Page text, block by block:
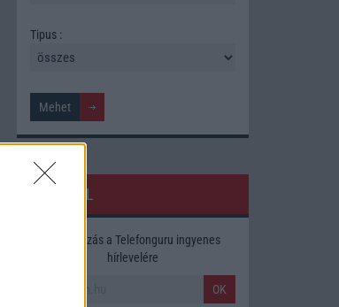
Tipus :
HÍRLEVÉL
Feliratkozás a Telefonguru ingyenes
hírlevelére
OK